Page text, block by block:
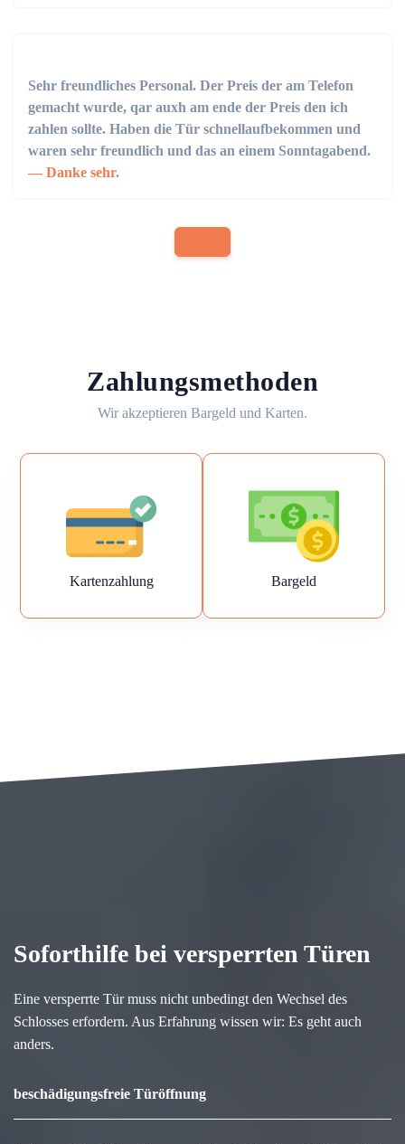
Sehr freundliches Personal. Der Preis der am Telefon
gemacht wurde, qar auxh am ende der Preis den ich
zahlen sollte. Haben die Tür schnellaufbekommen und
waren sehr freundlich und das an einem Sonntagabend.
Danke sehr.
Zahlungsmethoden
Wir akzeptieren Bargeld und Karten.
Kartenzahlung Bargeld
Soforthilfe bei versperrten Türen
Eine versperrte Tür muss nicht unbedingt den Wechsel des
Schlosses erfordern. Aus Erfahrung wissen wir: Es geht auch
anders.
beschädigungsfreie Türöffnung